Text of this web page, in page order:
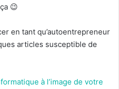
😉
en tant qu’autoentrepreneur
articles susceptible de
à l’image de votre